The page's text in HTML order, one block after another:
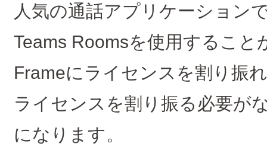
人気の通話アプリケーション
Teams Roomsを使用すること
Frameにライセンスを割り振
ライセンスを割り振る必要が
になります。